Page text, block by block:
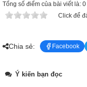
Tổng số điểm của bài viết là:
Click để
Chia sẻ: Facebook
Ý kiến bạn đọc